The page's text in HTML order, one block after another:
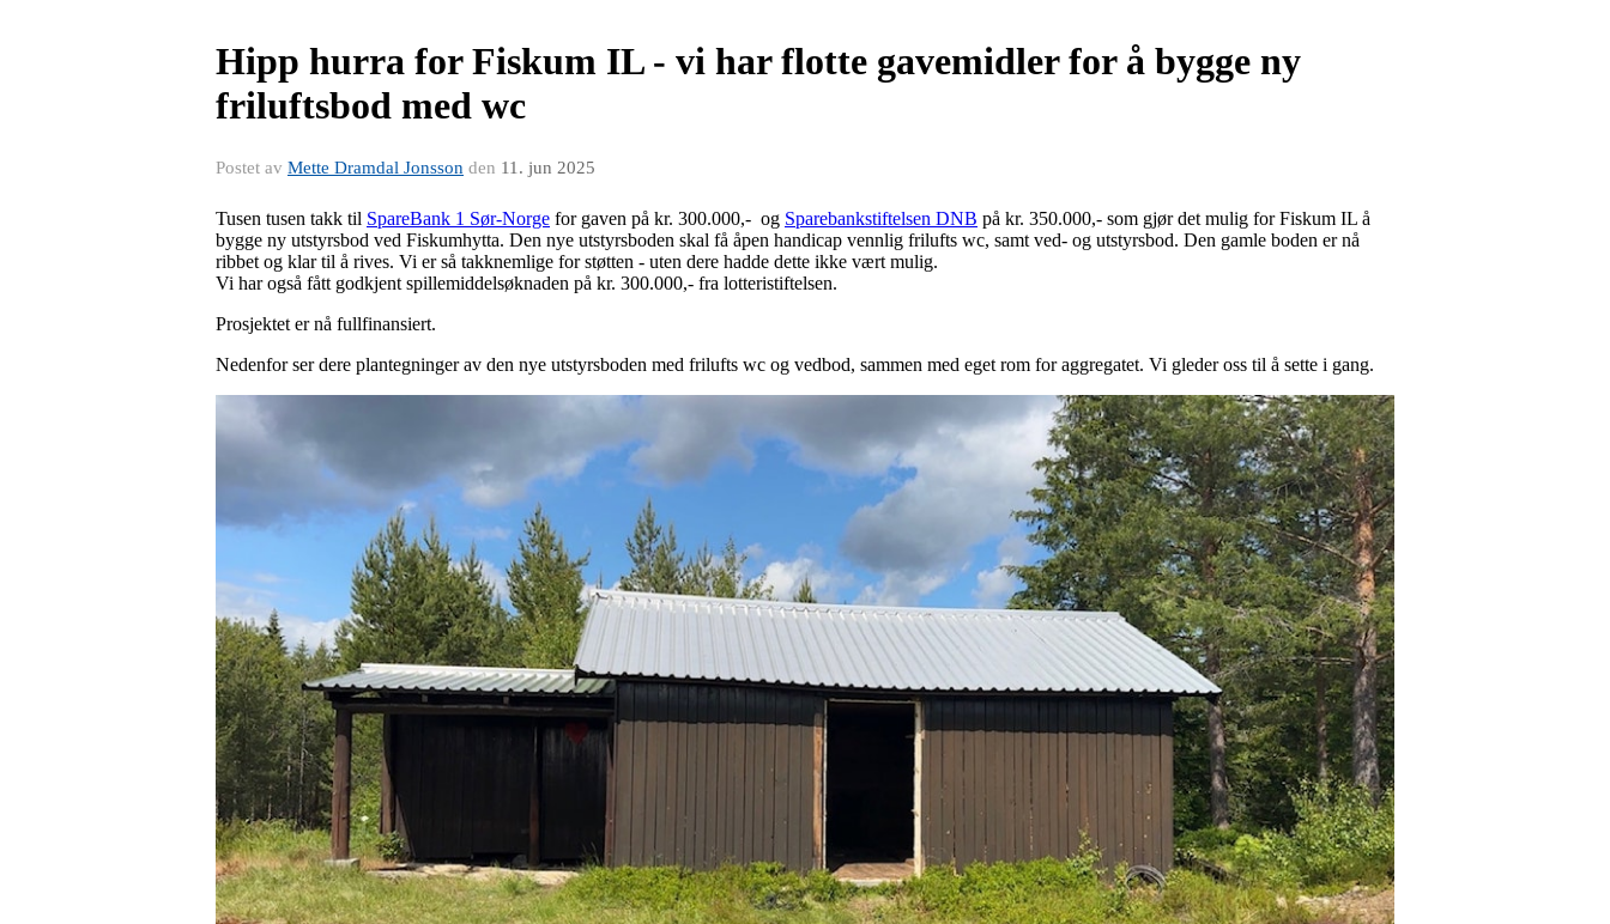
Hipp hurra for Fiskum IL - vi har flotte gavemidler for å bygge ny
friluftsbod med wc
Postet av Mette Dramdal Jonsson den 11. jun 2025
Tusen tusen takk til SpareBank 1 Sør-Norge for gaven på kr. 300.000,- og Sparebankstiftelsen DNB på kr. 350.000,- som gjør det mulig for Fiskum IL å
bygge ny utstyrsbod ved Fiskumhytta. Den nye utstyrsboden skal få åpen handicap vennlig frilufts wc, samt ved- og utstyrsbod. Den gamle boden er nå
ribbet og klar til å rives. Vi er så takknemlige for støtten - uten dere hadde dette ikke vært mulig.
Vi har også fått godkjent spillemiddelsøknaden på kr. 300.000,- fra lotteristiftelsen.
Prosjektet er nå fullfinansiert.
Nedenfor ser dere plantegninger av den nye utstyrsboden med frilufts wc og vedbod, sammen med eget rom for aggregatet. Vi gleder oss til å sette i gang.